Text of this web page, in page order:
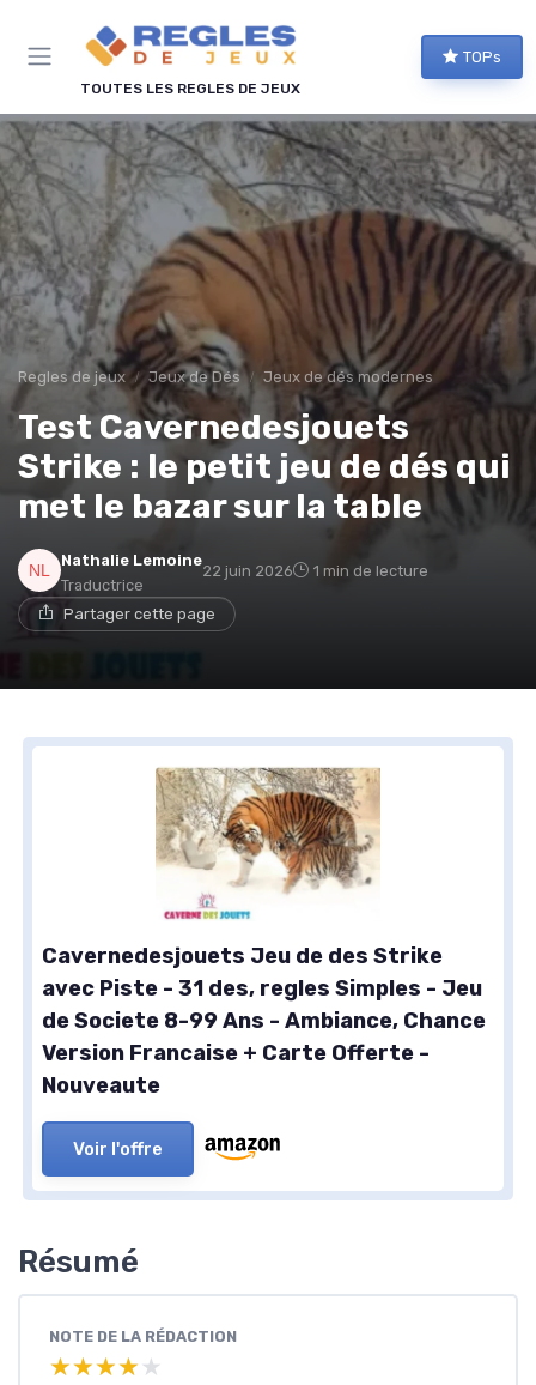
TOUTES LES REGLES DE JEUX
TOPs
Regles de jeux Jeux de Dés Jeux de dés modernes
Test Cavernedesjouets
Strike : le petit jeu de dés qui
met le bazar sur la table
Nathalie Lemoine
Traductrice
22 juin 2026 1 min de lecture
Partager cette page
Cavernedesjouets Jeu de des Strike
avec Piste - 31 des, regles Simples - Jeu
de Societe 8-99 Ans - Ambiance, Chance
Version Francaise + Carte Offerte -
Nouveaute
Voir l'offre
Résumé
NOTE DE LA RÉDACTION
★★★★★
★★★★★